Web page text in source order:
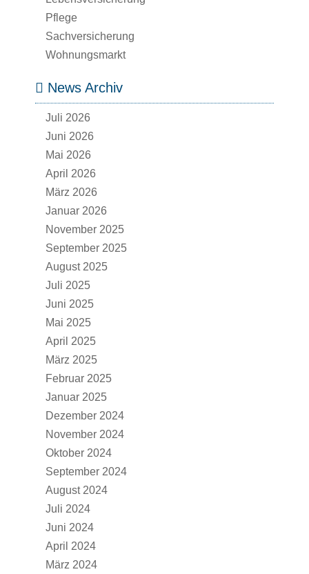
Pflege
Sachversicherung
Wohnungsmarkt
News Archiv
Juli 2026
Juni 2026
Mai 2026
April 2026
März 2026
Januar 2026
November 2025
September 2025
August 2025
Juli 2025
Juni 2025
Mai 2025
April 2025
März 2025
Februar 2025
Januar 2025
Dezember 2024
November 2024
Oktober 2024
September 2024
August 2024
Juli 2024
Juni 2024
April 2024
März 2024